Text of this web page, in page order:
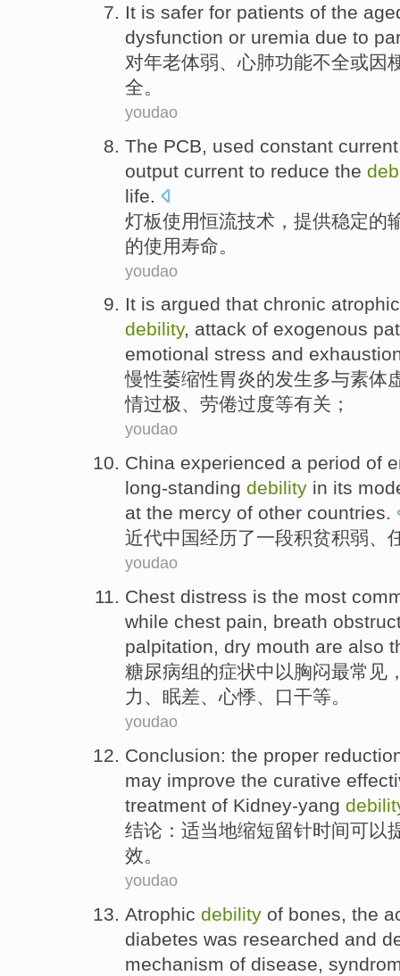
It is safer for patients of the
dysfunction or uremia due to
对年老体弱、心肺功能不全或因
全。
youdao
The PCB used constant current
output current to reduce the
life
灯板使用恒流技术 ， 提供稳定的
的使用寿命。
youdao
It is argued that chronic atrophic
debility, attack of exogenous
emotional stress and
慢性萎缩性胃炎的发生多与素体
情过极、劳倦过度等有关 ；
youdao
China experienced a period of
long-standing debility in its
at the mercy of other countries.
近代中国经历了一段积贫积弱、
youdao
Chest distress is the most
while chest pain, breath
palpitation, dry mouth are also
糖尿病组的症状中以胸闷最常见
力、 眠差、心悸、 口干等。
youdao
Conclusion: the proper
may improve the curative
treatment of Kidney-yang
结论 ： 适当地缩短留针时间可以
效。
youdao
Atrophic debility of bones , the
diabetes was researched and
mechanism of disease,